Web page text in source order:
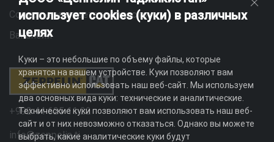
Социальная ответственность
Вакансии
+992 44 625 11 22
info@zeppelin.tj
использует cookies (куки) в различных
целях
Куки – это небольшие по объему файлы, которые
хранятся на вашем устройстве. Куки позволяют вам
эффективно использовать наш веб-сайт. Мы используем
два основных вида куки: технические и аналитические.
Технические куки позволяют вам использовать наш веб-
сайт и от них невозможно отказаться. Однако вы можете
выбрать, какие аналитические куки будут